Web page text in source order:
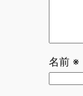
名前 ※